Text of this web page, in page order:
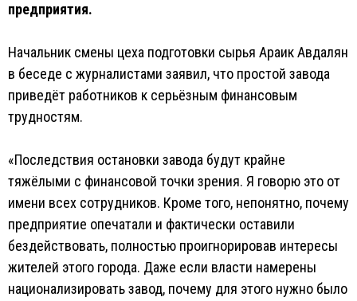
предприятия.
Начальник смены цеха подготовки сырья Араик Авдалян
в беседе с журналистами заявил, что простой завода
приведёт работников к серьёзным финансовым
трудностям.
«Последствия остановки завода будут крайне
тяжёлыми с финансовой точки зрения. Я говорю это от
имени всех сотрудников. Кроме того, непонятно, почему
предприятие опечатали и фактически оставили
бездействовать, полностью проигнорировав интересы
жителей этого города. Даже если власти намерены
национализировать завод, почему для этого нужно было